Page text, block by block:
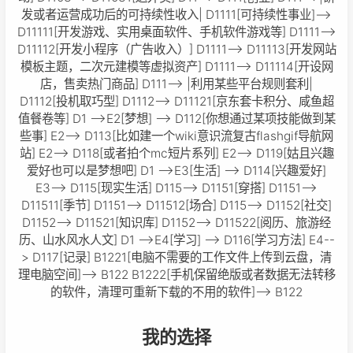
发或者运营成功后的可持续性收入| D1111[可持续性事业]-->
D11111[开发游戏、实用桌面软件、手机软件游戏等] D1111-->
D11112[开发小程序（广告收入）] D1111--> D11113[开发网站
模板主题，二次元建模等虚拟资产] D1111--> D11114[开设网
店，售卖热门商品] D111--> |利用某些平台规则套利|
D1112[投机取巧型] D1112--> D11121[京东套卡积分、咸鱼超
值餐卷等] D1 -->E2[梦想] --> D112[你想通过某项技能做到某
些事] E2--> D113[比如建一个wiki意识流复古flashgif导航网
站] E2--> D118[或者拍个mc短片系列] E2--> D119[姑且兴趣
爱好也可以是梦想吧] D1 -->E3[生活] --> D114[兴趣爱好]
E3--> D115[现实生活] D115--> D1151[穿搭] D1151-->
D11511[季节] D1151--> D11512[场合] D115--> D1152[社交]
D1152--> D11521[知识库] D1152--> D11522[阅历、旅游经
历、山水风水人文] D1 -->E4[学习] --> D116[学习方法] E4--
> D117[记录] B1221[电脑不需要的工作文件上传到云盘，清
理电脑空间]--> B122 B1222[手机保留绝版或者数据无法转移
的软件，清理可重新下载的不用的软件]--> B122
我的选择